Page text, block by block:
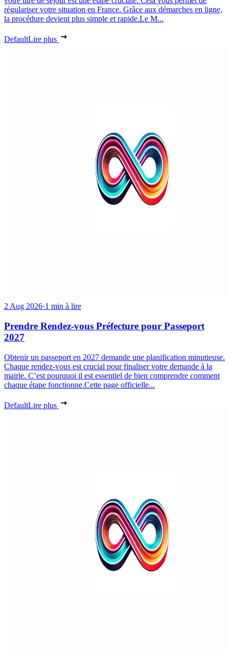
régulariser votre situation en France. Grâce aux démarches en ligne,
la procédure devient plus simple et rapide.Le M...
DefaultLire plus
2 Aug 2026·1 min à lire
Prendre Rendez-vous Préfecture pour Passeport
2027
Obtenir un passeport en 2027 demande une planification minutieuse.
Chaque rendez-vous est crucial pour finaliser votre demande à la
mairie. C’est pourquoi il est essentiel de bien comprendre comment
chaque étape fonctionne.Cette page officielle...
DefaultLire plus